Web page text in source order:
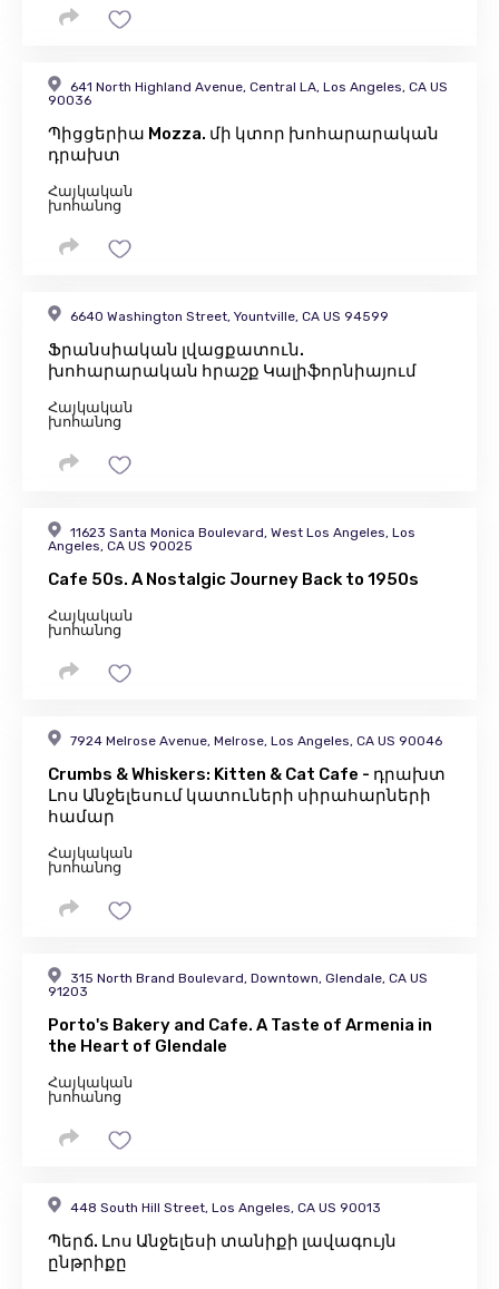
641 North Highland Avenue, Central LA, Los Angeles, CA US
90036
Պիցցերիա Mozza. մի կտոր խոհարարական
դրախտ
Հայկական
խոհանոց
6640 Washington Street, Yountville, CA US 94599
Ֆրանսիական լվացքատուն.
խոհարարական հրաշք Կալիֆորնիայում
Հայկական
խոհանոց
11623 Santa Monica Boulevard, West Los Angeles, Los
Angeles, CA US 90025
Cafe 50s. A Nostalgic Journey Back to 1950s
Հայկական
խոհանոց
7924 Melrose Avenue, Melrose, Los Angeles, CA US 90046
Crumbs & Whiskers: Kitten & Cat Cafe - դրախտ
Լոս Անջելեսում կատուների սիրահարների
համար
Հայկական
խոհանոց
315 North Brand Boulevard, Downtown, Glendale, CA US
91203
Porto's Bakery and Cafe. A Taste of Armenia in
the Heart of Glendale
Հայկական
խոհանոց
448 South Hill Street, Los Angeles, CA US 90013
Պերճ. Լոս Անջելեսի տանիքի լավագույն
ընթրիքը